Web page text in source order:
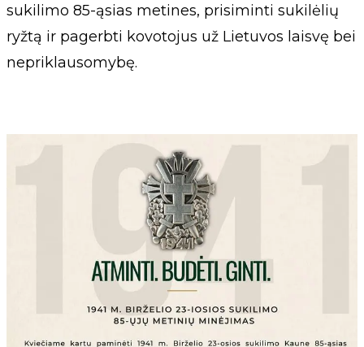
sukilimo 85-ąsias metines, prisiminti sukilėlių
ryžtą ir pagerbti kovotojus už Lietuvos laisvę bei
nepriklausomybę.